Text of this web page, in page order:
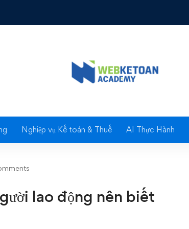
Nghiệp vụ Kế toán & Thuế AI Thực Hành
người lao động nên biết
lao động nên biết